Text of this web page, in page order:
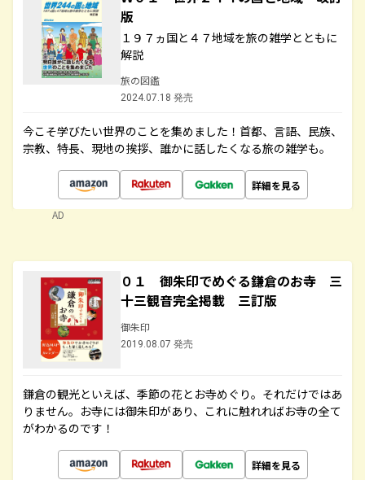
版
１９７ヵ国と４７地域を旅の雑学とともに
解説
旅の図鑑
2024.07.18 発売
今こそ学びたい世界のことを集めました！首都、言語、民族、
宗教、特長、現地の挨拶、誰かに話したくなる旅の雑学も。
詳細を見る
AD
０１ 御朱印でめぐる鎌倉のお寺 三
十三観音完全掲載 三訂版
御朱印
2019.08.07 発売
鎌倉の観光といえば、季節の花とお寺めぐり。それだけではあ
りません。お寺には御朱印があり、これに触れればお寺の全て
がわかるのです！
詳細を見る